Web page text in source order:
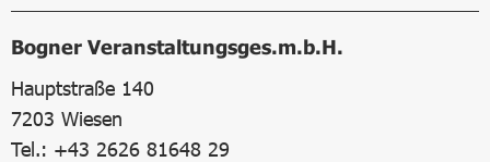
Bogner Veranstaltungsges.m.b.H.
Hauptstraße 140
7203 Wiesen
Tel.: +43 2626 81648 29